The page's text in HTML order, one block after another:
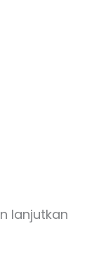
lanjutkan